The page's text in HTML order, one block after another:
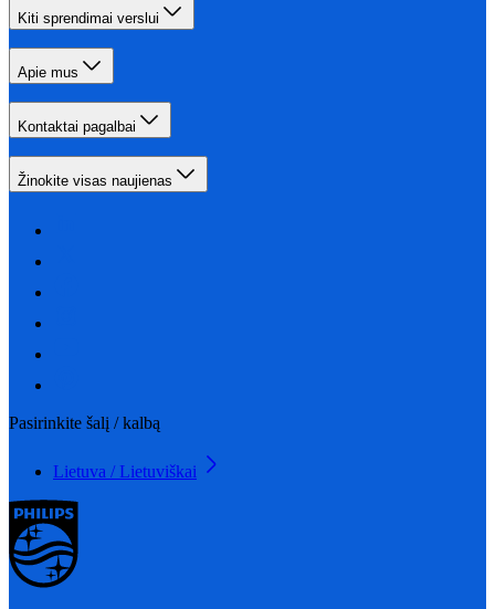
Kiti sprendimai verslui
Apie mus
Kontaktai pagalbai
Žinokite visas naujienas
Pasirinkite šalį / kalbą
Lietuva / Lietuviškai